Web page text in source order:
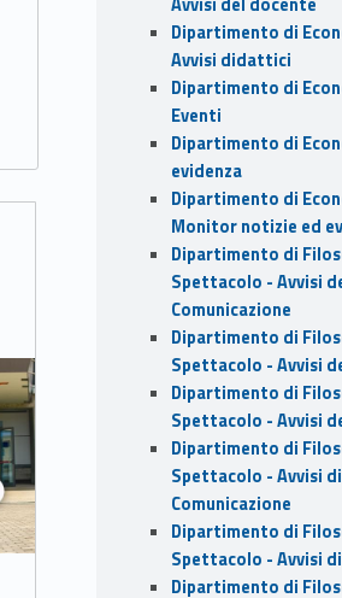
Dipartimento di
Avvisi didattici
Dipartimento di
Eventi
Dipartimento di
evidenza
Dipartimento di
Monitor notizie ed
Dipartimento di
Spettacolo - Avvisi
Comunicazione
Dipartimento di
Spettacolo - Avvisi
Dipartimento di
Spettacolo - Avvisi
Dipartimento di
Spettacolo - Avvisi
Comunicazione
Dipartimento di
Spettacolo - Avvisi
Dipartimento di